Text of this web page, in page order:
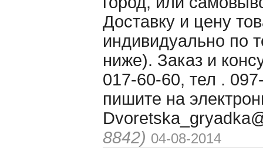
Доставку и цену
индивидуально по
ниже). Заказ и
017-60-60, тел .
пишите на
8842) 04-08-2014